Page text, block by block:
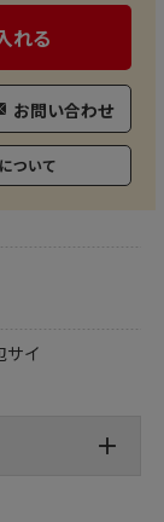
れる
お問い合わせ
ついて
イ